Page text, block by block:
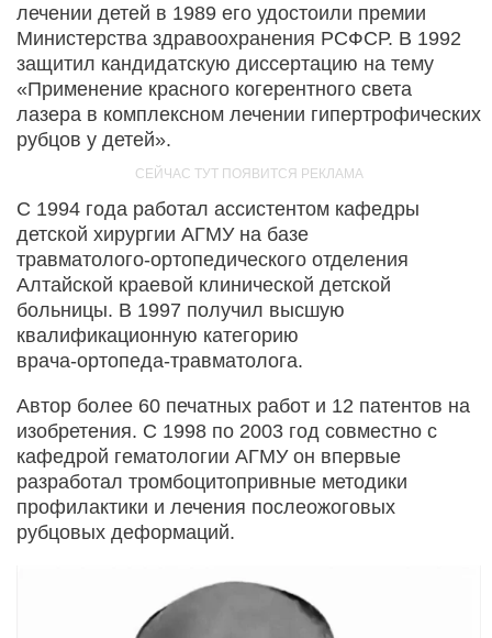
лечении детей в 1989 его удостоили премии
Министерства здравоохранения РСФСР. В 1992
защитил кандидатскую диссертацию на тему
«Применение красного когерентного света
лазера в комплексном лечении гипертрофических
рубцов у детей».
С 1994 года работал ассистентом кафедры
детской хирургии АГМУ на базе
травматолого‑ортопедического отделения
Алтайской краевой клинической детской
больницы. В 1997 получил высшую
квалификационную категорию
врача‑ортопеда‑травматолога.
Автор более 60 печатных работ и 12 патентов на
изобретения. С 1998 по 2003 год совместно с
кафедрой гематологии АГМУ он впервые
разработал тромбоцитопривные методики
профилактики и лечения послеожоговых
рубцовых деформаций.